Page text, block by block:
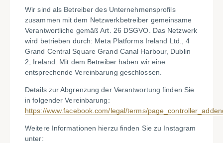
Wir sind als Betreiber des Unternehmensprofils
zusammen mit dem Netzwerkbetreiber gemeinsame
Verantwortliche gemäß Art. 26 DSGVO. Das Netzwerk
wird betrieben durch: Meta Platforms Ireland Ltd., 4
Grand Central Square Grand Canal Harbour, Dublin
2, Ireland. Mit dem Betreiber haben wir eine
entsprechende Vereinbarung geschlossen.
Details zur Abgrenzung der Verantwortung finden Sie
in folgender Vereinbarung:
https://www.facebook.com/legal/terms/
Weitere Informationen hierzu finden Sie zu Instagram
unter: